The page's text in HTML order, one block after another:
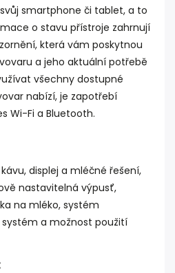
smartphone či tablet, a to
o stavu přístroje zahrnují
která vám poskytnou
a jeho aktuální potřebě
všechny dostupné
nabízí, je zapotřebí
Wi-Fi a Bluetooth.
displej a mléčné řešení,
nastavitelná výpusť,
na mléko, systém
a možnost použití